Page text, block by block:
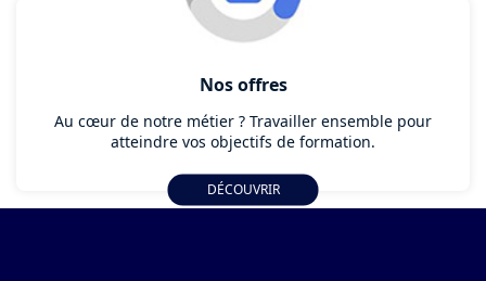
Nos offres
Au cœur de notre métier ? Travailler ensemble pour
atteindre vos objectifs de formation.
DÉCOUVRIR